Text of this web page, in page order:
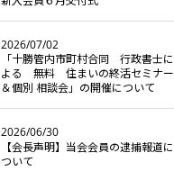
2026/07/02
「十勝管内市町村合同 行政書士に
よる 無料 住まいの終活セミナー
＆個別 相談会」の開催について
2026/06/30
【会長声明】当会会員の逮捕報道に
ついて